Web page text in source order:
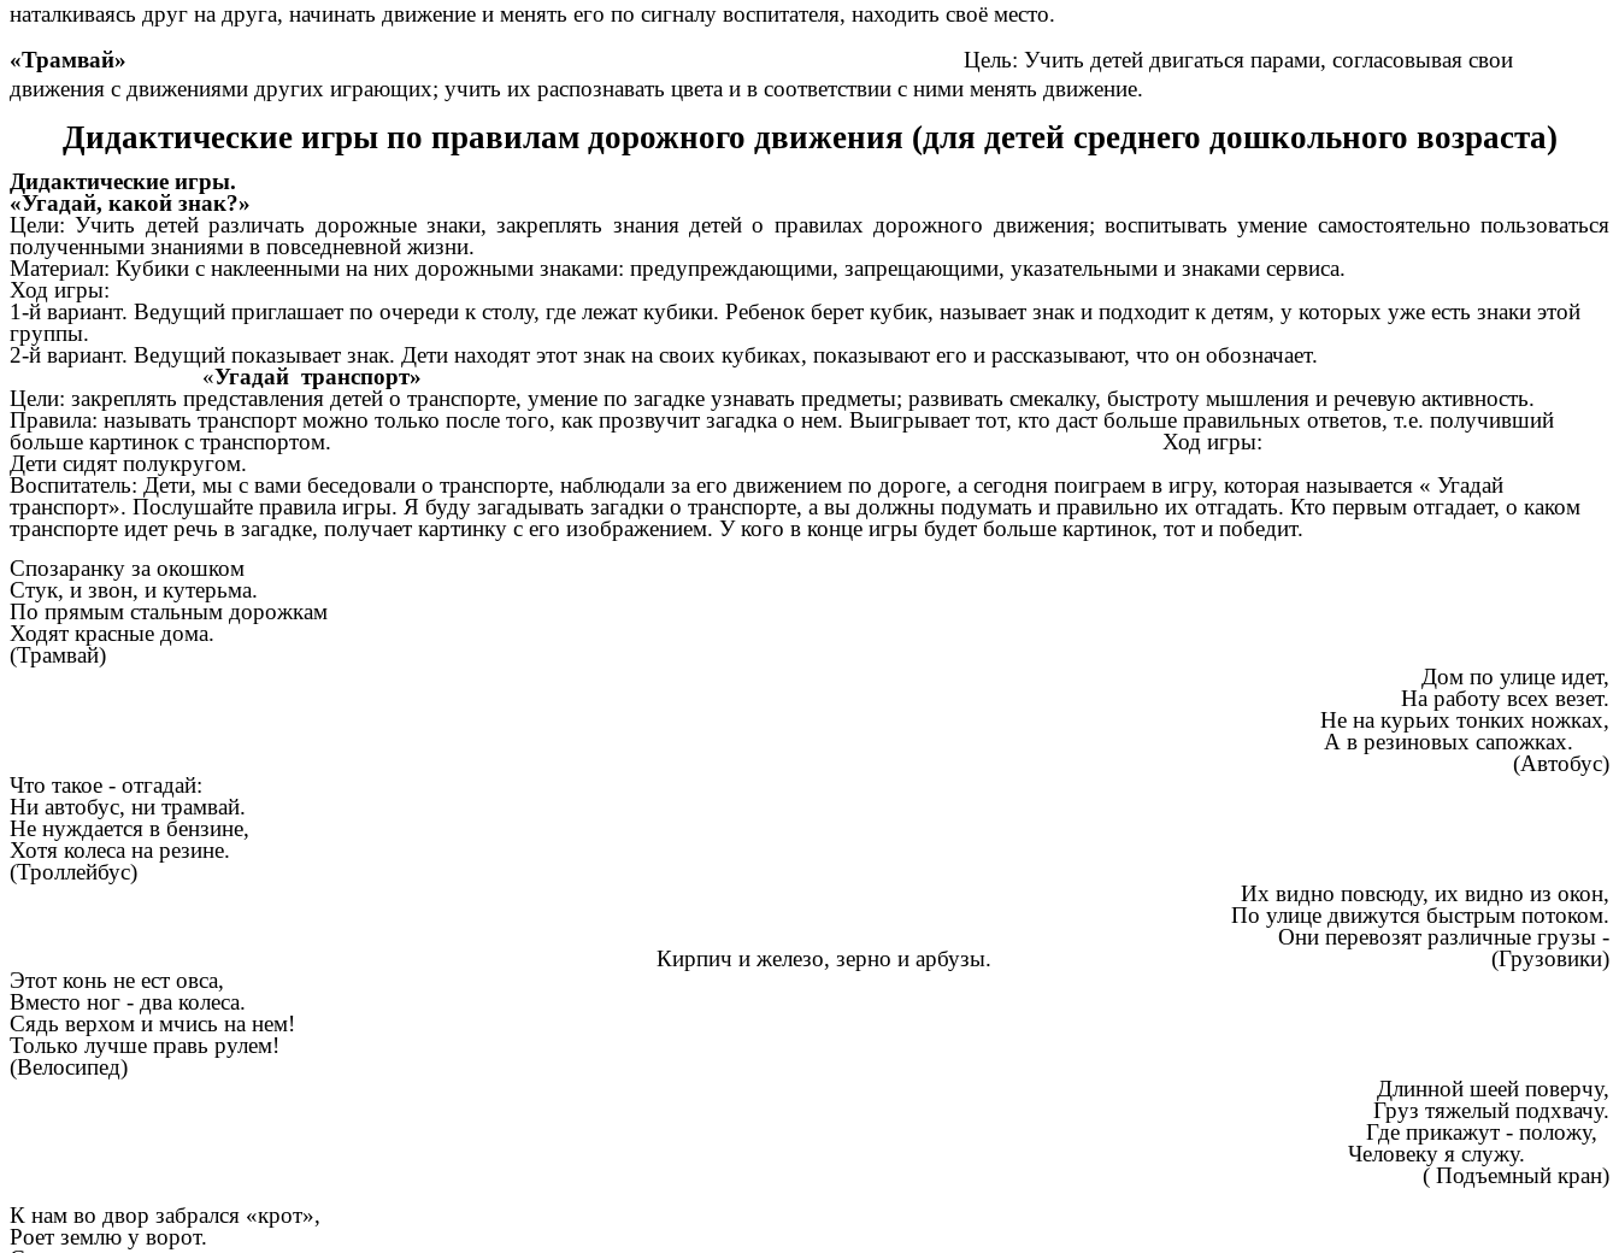
наталкиваясь друг на друга, начинать движение и менять его по сигналу воспитателя, находить своё место.
«Трамвай» Цель: Учить детей двигаться парами, согласовывая свои
движения с движениями других играющих; учить их распознавать цвета и в соответствии с ними менять движение.
Дидактические игры по правилам дорожного движения (для детей среднего дошкольного возраста)
Дидактические игры.
«Угадай, какой знак?»
Цели: Учить детей различать дорожные знаки, закреплять знания детей о правилах дорожного движения; воспитывать умение самостоятельно пользоваться
полученными знаниями в повседневной жизни.
Материал: Кубики с наклеенными на них дорожными знаками: предупреждающими, запрещающими, указательными и знаками сервиса.
Ход игры:
1-й вариант. Ведущий приглашает по очереди к столу, где лежат кубики. Ребенок берет кубик, называет знак и подходит к детям, у которых уже есть знаки этой
группы.
2-й вариант. Ведущий показывает знак. Дети находят этот знак на своих кубиках, показывают его и рассказывают, что он обозначает.
«Угадай транспорт»
Цели: закреплять представления детей о транспорте, умение по загадке узнавать предметы; развивать смекалку, быстроту мышления и речевую активность.
Правила: называть транспорт можно только после того, как прозвучит загадка о нем. Выигрывает тот, кто даст больше правильных ответов, т.е. получивший
больше картинок с транспортом. Ход игры:
Дети сидят полукругом.
Воспитатель: Дети, мы с вами беседовали о транспорте, наблюдали за его движением по дороге, а сегодня поиграем в игру, которая называется « Угадай
транспорт». Послушайте правила игры. Я буду загадывать загадки о транспорте, а вы должны подумать и правильно их отгадать. Кто первым отгадает, о каком
транспорте идет речь в загадке, получает картинку с его изображением. У кого в конце игры будет больше картинок, тот и победит.
Спозаранку за окошком
Стук, и звон, и кутерьма.
По прямым стальным дорожкам
Ходят красные дома.
(Трамвай)
Дом по улице идет,
На работу всех везет.
Не на курьих тонких ножках,
А в резиновых сапожках.
(Автобус)
Что такое - отгадай:
Ни автобус, ни трамвай.
Не нуждается в бензине,
Хотя колеса на резине.
(Троллейбус)
Их видно повсюду, их видно из окон,
По улице движутся быстрым потоком.
Они перевозят различные грузы -
Кирпич и железо, зерно и арбузы. (Грузовики)
Этот конь не ест овса,
Вместо ног - два колеса.
Сядь верхом и мчись на нем!
Только лучше правь рулем!
(Велосипед)
Длинной шеей поверчу,
Груз тяжелый подхвачу.
Где прикажут - положу,
Человеку я служу.
( Подъемный кран)
К нам во двор забрался «крот»,
Роет землю у ворот.